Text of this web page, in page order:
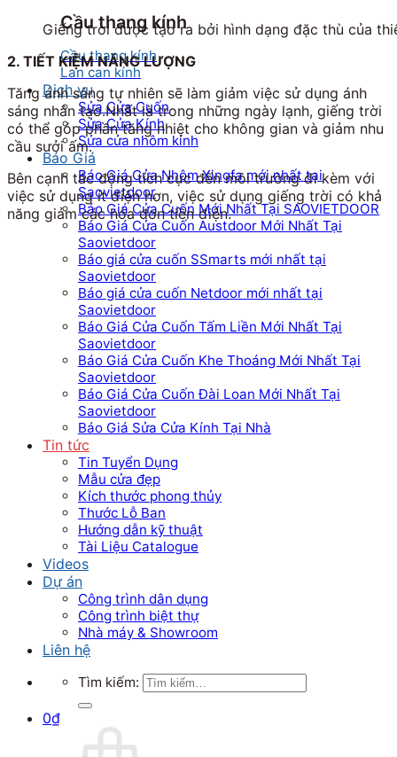
Cầu thang kính
Cầu thang kính
Lan can kính
Dịch vụ
Sửa Cửa Cuốn
Sửa Cửa Kính
Sửa cửa nhôm kính
Báo Giá
Báo Giá Cửa Nhôm Xingfa mới nhất tại
Saovietdoor
Báo Giá Cửa Cuốn Mới Nhất Tại SAOVIETDOOR
Báo Giá Cửa Cuốn Austdoor Mới Nhất Tại
Saovietdoor
Báo giá cửa cuốn SSmarts mới nhất tại
Saovietdoor
Báo giá cửa cuốn Netdoor mới nhất tại
Saovietdoor
Báo Giá Cửa Cuốn Tấm Liền Mới Nhất Tại
Saovietdoor
Báo Giá Cửa Cuốn Khe Thoáng Mới Nhất Tại
Saovietdoor
Báo Giá Cửa Cuốn Đài Loan Mới Nhất Tại
Saovietdoor
Báo Giá Sửa Cửa Kính Tại Nhà
Tin tức
Tin Tuyển Dụng
Mẫu cửa đẹp
Kích thước phong thủy
Thước Lỗ Ban
Hướng dẫn kỹ thuật
Tài Liệu Catalogue
Videos
Dự án
Công trình dân dụng
Công trình biệt thự
Nhà máy & Showroom
Liên hệ
Tìm kiếm:
0₫
Giếng trời được tạo ra bởi hình dạng đặc thù của
2. TIẾT KIỆM NĂNG LƯỢNG
Tăng ánh sáng tự nhiên sẽ làm giảm việc sử dụng ánh
sáng nhân tạo.Nhất là trong những ngày lạnh, giếng trời
có thể góp phần tăng nhiệt cho không gian và giảm nhu
cầu sưởi ấm.
Bên cạnh tác động tích cực đến môi trường đi kèm với
việc sử dụng ít điện hơn, việc sử dụng giếng trời có khả
năng giảm các hóa đơn tiền điện.